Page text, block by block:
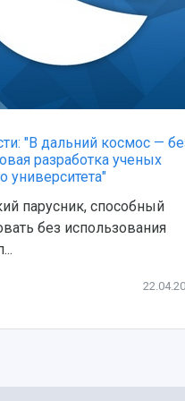
"В дальний космос —
разработка ученых
университета"
парусник, способный
без использования